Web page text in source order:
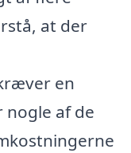
at der
en
af de